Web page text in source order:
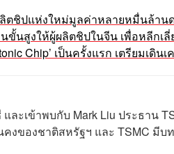
ลิตชิปแห่งใหม่มูลค่าหลายหมื่นล้าน
ขั้นสูงให้ผู้ผลิตชิปในจีน เพื่อหลีกเ
Chip’ เป็นครั้งแรก เตรียมเดิน
ละเข้าพบกับ Mark Liu ประธาน
งของชาติสหรัฐฯ และ TSMC มี